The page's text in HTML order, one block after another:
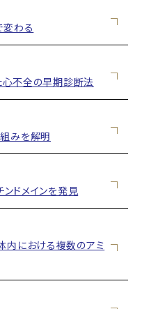
変わる
心不全の早期診断法
みを解明
ドメインを発見
内における複数のアミ